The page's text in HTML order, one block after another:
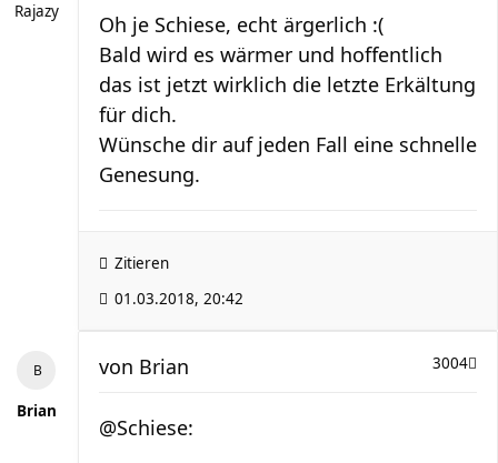
Rajazy
Oh je Schiese, echt ärgerlich :(
Bald wird es wärmer und hoffentlich
das ist jetzt wirklich die letzte Erkältung
für dich.
Wünsche dir auf jeden Fall eine schnelle
Genesung.
Zitieren
01.03.2018, 20:42
Brian
3004
von Brian
@Schiese: